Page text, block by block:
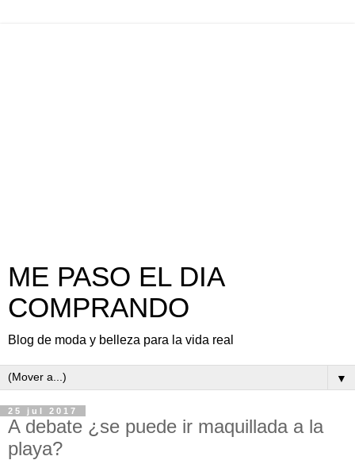
ME PASO EL DIA
COMPRANDO
Blog de moda y belleza para la vida real
▼
25 jul 2017
A debate ¿se puede ir maquillada a la
playa?